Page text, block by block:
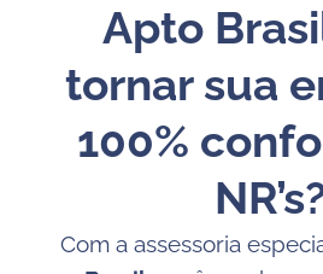
Apto
tornar sua
100%
Com a assessoria